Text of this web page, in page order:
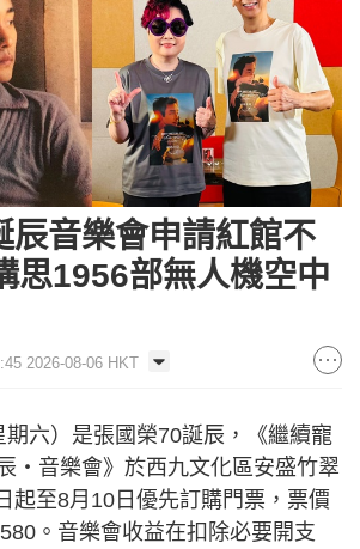
辰音樂會申請紅館不
思1956部無人機空中
2026-08-06 HKT
六）是張國榮70誕辰，《繼續寵
・音樂會》於西九文化區安盛竹翠
起至8月10日優先訂購門票，票價
。音樂會收益在扣除必要開支